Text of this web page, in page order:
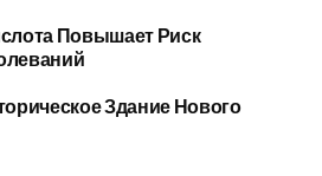
Повышает Риск
Здание Нового